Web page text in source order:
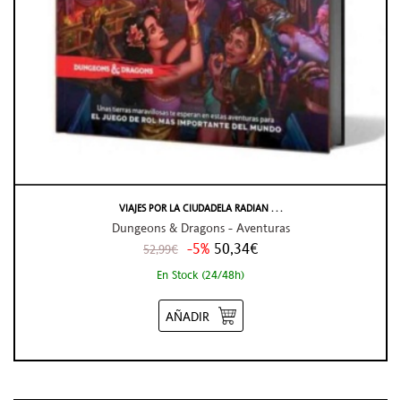
VIAJES POR LA CIUDADELA RADIAN . . .
Dungeons & Dragons - Aventuras
52,99€ -5% 50,34€
En Stock (24/48h)
AÑADIR